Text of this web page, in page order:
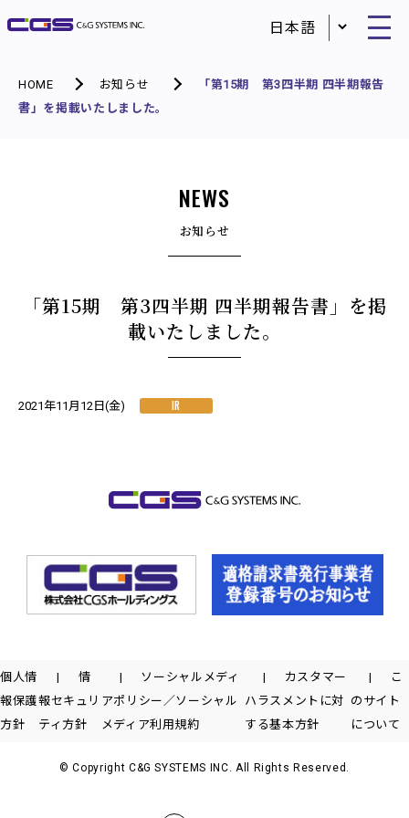
HOME お知らせ
「第15期 第3四半期 四半期報告
書」を掲載いたしました。
NEWS
お知らせ
「第15期 第3四半期 四半期報告書」を掲
載いたしました。
2021年11月12日(金) IR
個人情
報保護
方針
情
報セキュリ
ティ方針
ソーシャルメディ
アポリシー／ソーシャル
メディア利用規約
カスタマー
ハラスメントに対
する基本方針
こ
のサイト
について
© Copyright C&G SYSTEMS INC. All Rights Reserved.